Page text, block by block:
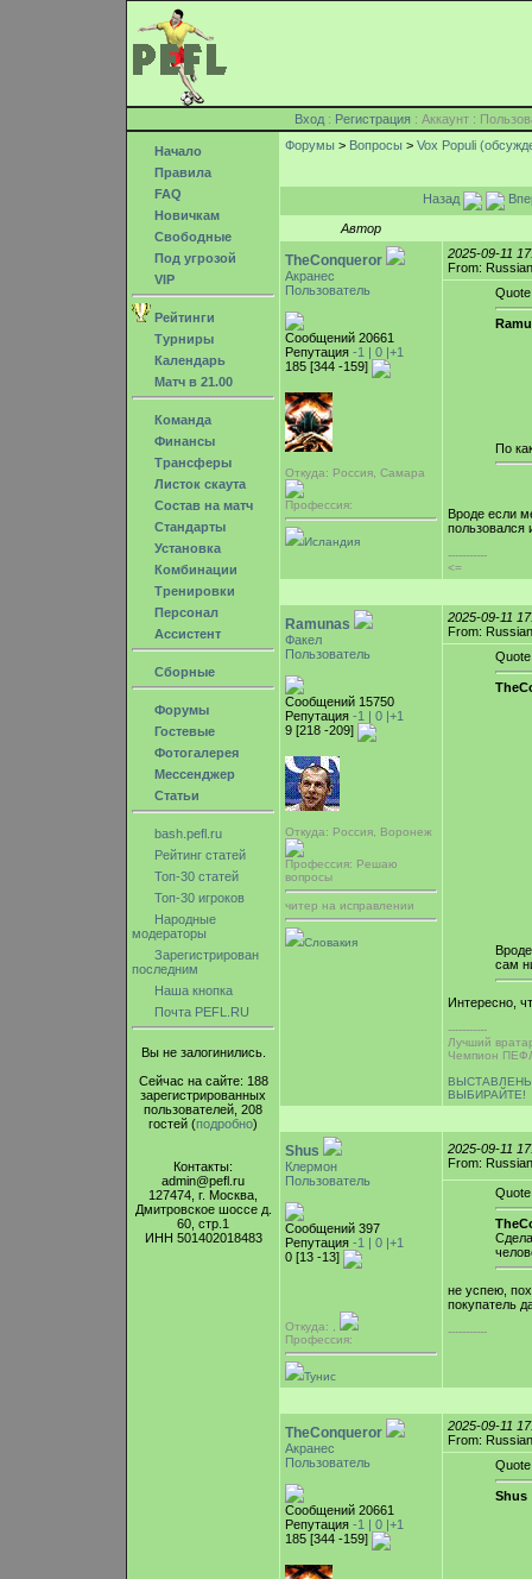
Вход : Регистрация : Аккаунт :
Начало
Правила
FAQ
Новичкам
Свободные
Под угрозой
VIP
Рейтинги
Турниры
Календарь
Матч в 21.00
Команда
Финансы
Трансферы
Листок скаута
Состав на матч
Стандарты
Установка
Комбинации
Тренировки
Персонал
Ассистент
Сборные
Форумы
Гостевые
Фотогалерея
Мессенджер
Статьи
bash.pefl.ru
Рейтинг статей
Топ-30 статей
Топ-30 игроков
Народные
модераторы
Зарегистрирован
последним
Наша кнопка
Почта PEFL.RU
Вы не залогинились.
Сейчас на сайте: 188
зарегистрированных
пользователей, 208
гостей (подробно)
Контакты:
admin@pefl.ru
127474, г. Москва,
Дмитровское шоссе д.
60, стр.1
ИНН 501402018483
Форумы > Вопросы > Vox Populi
Назад
Автор
TheConqueror
Акранес
Пользователь
Сообщений 20661
Репутация -1 | 0 |+1
185 [344 -159]
Откуда: Россия, Самара
Профессия:
Исландия
2025-09-11
From:
Quote
По
Вроде если
пользовался
-----------
<=
Ramunas
Факел
Пользователь
Сообщений 15750
Репутация -1 | 0 |+1
9 [218 -209]
Откуда: Россия, Воронеж
Профессия: Решаю
вопросы
читер на исправлении
Словакия
2025-09-11
From:
Quote
сам
Интересно,
-----------
Лучший
Чемпион
ВЫБИРАЙТЕ!
Shus
Клермон
Пользователь
Сообщений 397
Репутация -1 | 0 |+1
0 [13 -13]
Откуда: ,
Профессия:
Тунис
2025-09-11
From:
Quote
не успею,
покупатель
-----------
TheConqueror
Акранес
Пользователь
Сообщений 20661
Репутация -1 | 0 |+1
185 [344 -159]
2025-09-11
From:
Quote
Shus